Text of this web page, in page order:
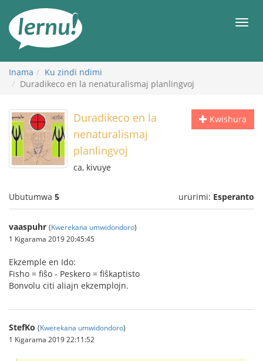
rupapuro
rw'ibirimwo
Inama
Ku zindi ndimi
Duradikeco en la nenaturalismaj planlingvoj
Kwishura
Duradikeco en la
nenaturalismaj
planlingvoj
ca, kivuye
Ubutumwa 5 ururimi: Esperanto
vaaspuhr (Kwerekana umwidondoro)
1 Kigarama 2019 20:45:45
Ekzemple en Ido:
Fisho = fiŝo - Peskero = fiŝkaptisto
Bonvolu citi aliajn ekzemplojn.
StefKo (Kwerekana umwidondoro)
1 Kigarama 2019 22:11:52